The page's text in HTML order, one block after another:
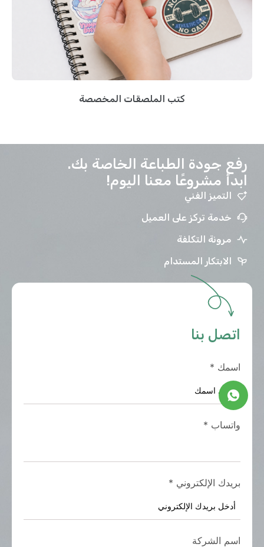
كتب الملصقات المخصصة
رفع جودة الطباعة الخاصة بك.
ابدأ مشروعًا معنا اليوم!
التميز الفني
خدمة تركز على العميل
مرونة التكلفة
الابتكار المستدام
اتصل بنا
اسمك *
واتساب *
بريدك الإلكتروني *
اسم الشركة